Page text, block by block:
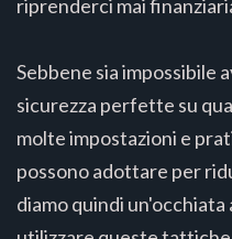
riprenderci mai
Sebbene sia impossibile
sicurezza perfette su
molte impostazioni e
possono adottare per
diamo quindi un'occhiata